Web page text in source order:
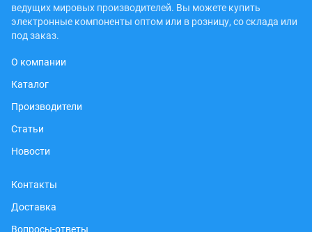
ведущих мировых производителей. Вы можете купить
электронные компоненты оптом или в розницу, со склада или
под заказ.
О компании
Каталог
Производители
Статьи
Новости
Контакты
Доставка
Вопросы-ответы